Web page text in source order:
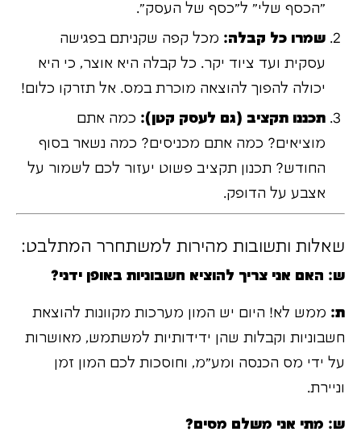
"הכסף שלי" ל"כסף של העסק".
שמרו כל קבלה: מכל קפה שקניתם בפגישה
עסקית ועד ציוד יקר. כל קבלה היא אוצר, כי היא
יכולה להפוך להוצאה מוכרת במס. אל תזרקו כלום!
תכננו תקציב (גם לעסק קטן): כמה אתם
מוציאים? כמה אתם מכניסים? כמה נשאר בסוף
החודש? תכנון תקציב פשוט יעזור לכם לשמור על
אצבע על הדופק.
שאלות ותשובות מהירות למשתחרר המתלבט:
ש: האם אני צריך להוציא חשבוניות באופן ידני?
ת: ממש לא! היום יש המון מערכות מקוונות להוצאת
חשבוניות וקבלות שהן ידידותיות למשתמש, מאושרות
על ידי מס הכנסה ומע"מ, וחוסכות לכם המון זמן
וניירת.
ש: מתי אני משלם מסים?